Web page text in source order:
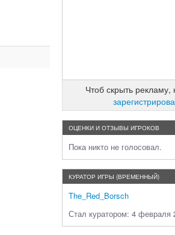
Чтоб скрыть
ОЦЕНКИ И ОТЗЫВЫ ИГРОКОВ
Пока никто не голосовал.
КУРАТОР ИГРЫ (ВРЕМЕННЫЙ)
The_Red_Borsch
Стал куратором: 4 февраля